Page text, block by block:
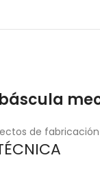
de fabricación